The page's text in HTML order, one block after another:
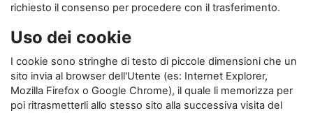
richiesto il consenso per procedere con il trasferimento.
Uso dei cookie
I cookie sono stringhe di testo di piccole dimensioni che un
sito invia al browser dell'Utente (es: Internet Explorer,
Mozilla Firefox o Google Chrome), il quale li memorizza per
poi ritrasmetterli allo stesso sito alla successiva visita del